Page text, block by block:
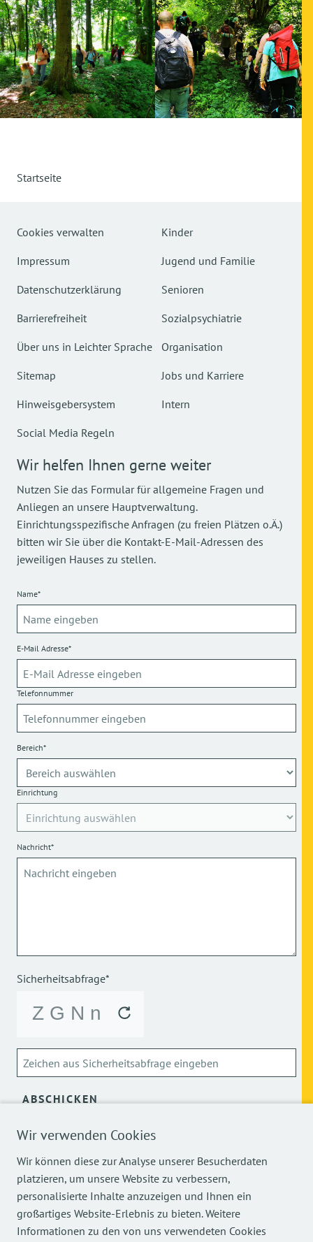
Wir verwenden Cookies
Wir können diese zur Analyse unserer Besucherdaten
platzieren, um unsere Website zu verbessern,
personalisierte Inhalte anzuzeigen und Ihnen ein
großartiges Website-Erlebnis zu bieten. Weitere
Informationen zu den von uns verwendeten Cookies
Startseite
Cookies verwalten
Impressum
Datenschutzerklärung
Barrierefreiheit
Über uns in Leichter Sprache
Sitemap
Hinweisgebersystem
Social Media Regeln
Kinder
Jugend und Familie
Senioren
Sozialpsychiatrie
Organisation
Jobs und Karriere
Intern
Wir helfen Ihnen gerne weiter
Nutzen Sie das Formular für allgemeine Fragen und
Anliegen an unsere Hauptverwaltung.
Einrichtungsspezifische Anfragen (zu freien Plätzen o.Ä.)
bitten wir Sie über die Kontakt-E-Mail-Adressen des
jeweiligen Hauses zu stellen.
Name*
E-Mail Adresse*
Telefonnummer
Bereich*
Einrichtung
Nachricht*
Sicherheitsabfrage*
ABSCHICKEN
Über die Verarbeitung meiner personenbezogenen Daten